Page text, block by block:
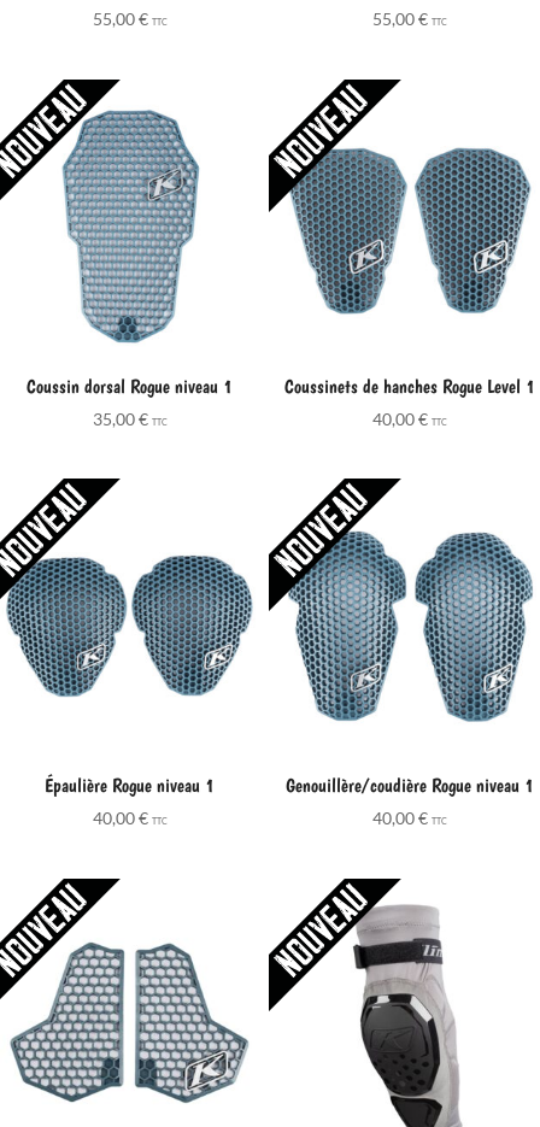
55,00€ TTC 55,00€ TTC
Coussin dorsal Rogue niveau 1
35,00€ TTC
Coussinets de hanches Rogue Level 1
40,00€ TTC
Épaulière Rogue niveau 1
40,00€ TTC
Genouillère/coudière Rogue niveau 1
40,00€ TTC